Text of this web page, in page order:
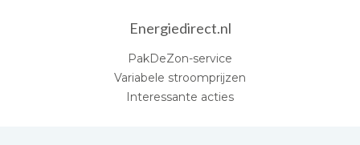
Energiedirect.nl
PakDeZon-service
Variabele stroomprijzen
Interessante acties